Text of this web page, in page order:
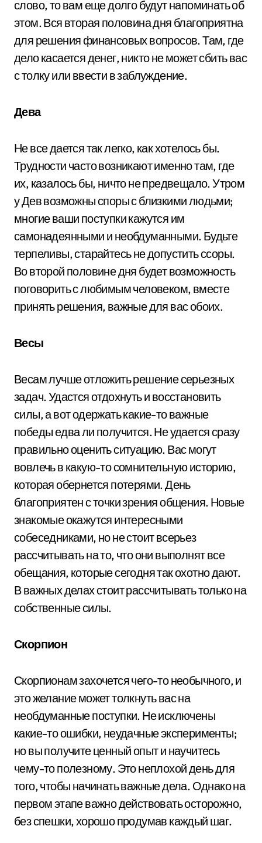
слово, то вам еще долго будут напоминать об
этом. Вся вторая половина дня благоприятна
для решения финансовых вопросов. Там, где
дело касается денег, никто не может сбить вас
с толку или ввести в заблуждение.
Дева
Не все дается так легко, как хотелось бы.
Трудности часто возникают именно там, где
их, казалось бы, ничто не предвещало. Утром
у Дев возможны споры с близкими людьми;
многие ваши поступки кажутся им
самонадеянными и необдуманными. Будьте
терпеливы, старайтесь не допустить ссоры.
Во второй половине дня будет возможность
поговорить с любимым человеком, вместе
принять решения, важные для вас обоих.
Весы
Весам лучше отложить решение серьезных
задач. Удастся отдохнуть и восстановить
силы, а вот одержать какие-то важные
победы едва ли получится. Не удается сразу
правильно оценить ситуацию. Вас могут
вовлечь в какую-то сомнительную историю,
которая обернется потерями. День
благоприятен с точки зрения общения. Новые
знакомые окажутся интересными
собеседниками, но не стоит всерьез
рассчитывать на то, что они выполнят все
обещания, которые сегодня так охотно дают.
В важных делах стоит рассчитывать только на
собственные силы.
Скорпион
Скорпионам захочется чего-то необычного, и
это желание может толкнуть вас на
необдуманные поступки. Не исключены
какие-то ошибки, неудачные эксперименты;
но вы получите ценный опыт и научитесь
чему-то полезному. Это неплохой день для
того, чтобы начинать важные дела. Однако на
первом этапе важно действовать осторожно,
без спешки, хорошо продумав каждый шаг.